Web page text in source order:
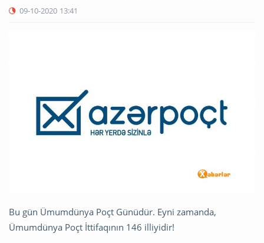
09-10-2020 13:41
Bu gün Ümumdünya Poçt Günüdür. Eyni zamanda,
Ümumdünya Poçt İttifaqının 146 illiyidir!